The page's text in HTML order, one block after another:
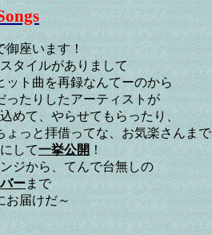
御座います！
タイルがありまして
ット曲を再録なんてーのから
ったりしたアーティストが
めて、やらせてもらったり、
っと拝借ってな、お気楽さんまで
して一挙公開！
ジから、てんで台無しの
ーまで
お届けだ～